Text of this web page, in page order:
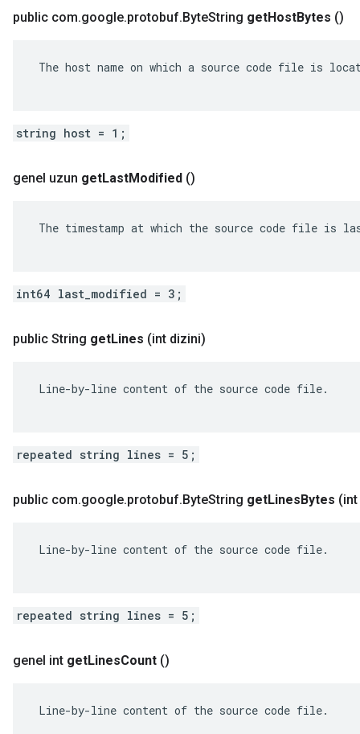
public com.google.protobuf.ByteString getHostBytes ()
The host name on which a source code file is
string host = 1;
genel uzun getLastModified ()
The timestamp at which the source code file is
int64 last_modified = 3;
public String getLines (int dizini)
Line-by-line content of the source code file.
repeated string lines = 5;
public com.google.protobuf.ByteString getLinesBytes
Line-by-line content of the source code file.
repeated string lines = 5;
genel int getLinesCount ()
Line-by-line content of the source code file.